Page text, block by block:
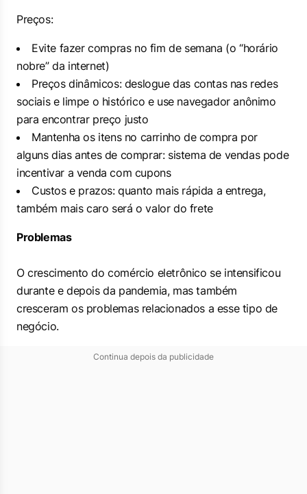
Preços:
Evite fazer compras no fim de semana (o “horário
nobre” da internet)
Preços dinâmicos: deslogue das contas nas redes
sociais e limpe o histórico e use navegador anônimo
para encontrar preço justo
Mantenha os itens no carrinho de compra por
alguns dias antes de comprar: sistema de vendas pode
incentivar a venda com cupons
Custos e prazos: quanto mais rápida a entrega,
também mais caro será o valor do frete
Problemas
O crescimento do comércio eletrônico se intensificou
durante e depois da pandemia, mas também
cresceram os problemas relacionados a esse tipo de
negócio.
Continua depois da publicidade